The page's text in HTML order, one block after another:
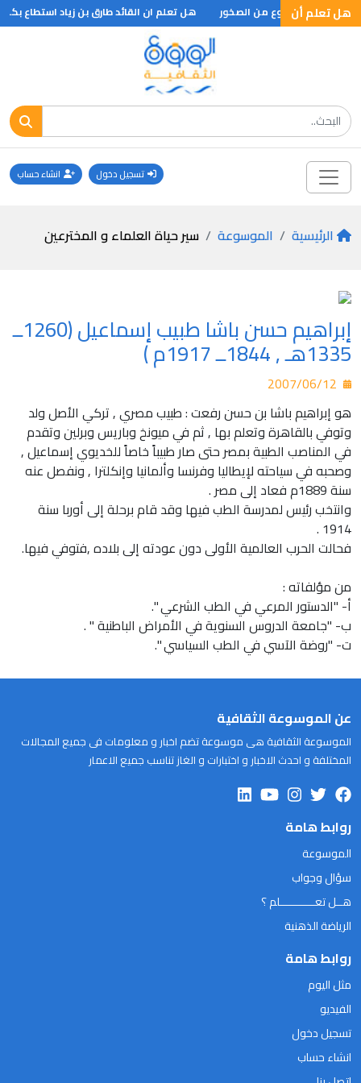
هل تعلم أن
واكثر من مئة نوع من الصخور هل تعلم ان القائد طارق بن زياد استطاع بكل حيلة ودهاء وذلك
تسجيل دخول انشاء حساب
الرئيسية الموسوعة سير حياة العلماء و المخترعين
إبراهيم حسن باشا طبيب إسماعيل (1260ــ
1335هـ , 1844ــ 1917م )
هو إبراهيم باشا بن حسن رفعت : طبيب مصري , تركي الأصل ولد
وتوفي بالقاهرة وتعلم بها , ثم في ميونخ وباريس وبرلين وتقدم
في المناصب الطبية بمصر حتى صار طبيباً خاصاً للخديوي إسماعيل ,
وصحبه في سياحته لإيطاليا وفرنسا وألمانيا وإنكلترا , ونفصل عنه
سنة 1889م فعاد إلى مصر .
وانتخب رئيس لمدرسة الطب فيها وقد قام برحلة إلى أوربا سنة
1914 .
فحالت الحرب العالمية الأولى دون عودته إلى بلاده ,فتوفي فيها.
من مؤلفاته :
أ‌- "الدستور المرعي في الطب الشرعي ".
ب‌- "جامعة الدروس السنوية في الأمراض الباطنية " .
ت‌- "روضة الآسي في الطب السياسي ".
عن الموسوعة الثقافية
الموسوعة الثقافية هى موسوعة تضم اخبار و معلومات فى جميع المجالات
المختلفة و احدث الاخبار و اختبارات و الغاز تناسب جميع الاعمار
روابط هامة
الموسوعة
سؤال وجواب
هــل تعـــــــــــلم ؟
الرياضة الذهنية
روابط هامة
مثل اليوم
الفيديو
تسجيل دخول
انشاء حساب